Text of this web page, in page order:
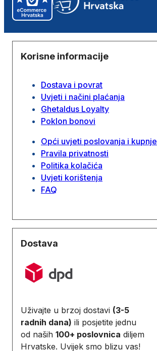
Korisne informacije
Dostava i povrat
Uvjeti i načini plaćanja
Ghetaldus Loyalty
Poklon bonovi
Opći uvjeti poslovanja i kupnje
Pravila privatnosti
Politika kolačića
Uvjeti korištenja
FAQ
Dostava
Uživajte u brzoj dostavi (3-5
radnih dana) ili posjetite jednu
od naših 100+ poslovnica diljem
Hrvatske. Uvijek smo blizu vas!